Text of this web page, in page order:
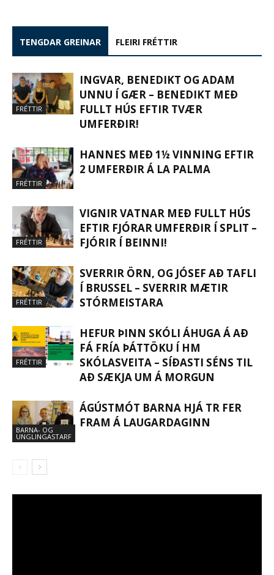
TENGDAR GREINAR FLEIRI FRÉTTIR
FRÉTTIR
INGVAR, BENEDIKT OG ADAM
UNNU Í GÆR – BENEDIKT MEÐ
FULLT HÚS EFTIR TVÆR
UMFERÐIR!
FRÉTTIR
HANNES MEÐ 1½ VINNING EFTIR
2 UMFERÐIR Á LA PALMA
FRÉTTIR
VIGNIR VATNAR MEÐ FULLT HÚS
EFTIR FJÓRAR UMFERÐIR Í SPLIT –
FJÓRIR Í BEINNI!
FRÉTTIR
SVERRIR ÖRN, OG JÓSEF AÐ TAFLI
Í BRUSSEL – SVERRIR MÆTIR
STÓRMEISTARA
FRÉTTIR
HEFUR ÞINN SKÓLI ÁHUGA Á AÐ
FÁ FRÍA ÞÁTTÖKU Í HM
SKÓLASVEITA – SÍÐASTI SÉNS TIL
AÐ SÆKJA UM Á MORGUN
BARNA- OG
UNGLINGASTARF
ÁGÚSTMÓT BARNA HJÁ TR FER
FRAM Á LAUGARDAGINN